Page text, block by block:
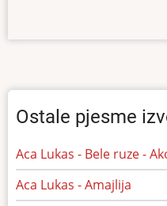
Ostale pjesme
Aca Lukas - Bele ruze -
Aca Lukas - Amajlija